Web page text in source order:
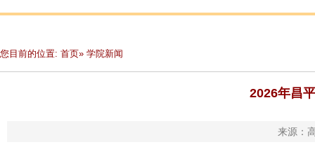
您目前的位置: 首页» 学院新闻
2026年昌
来源：